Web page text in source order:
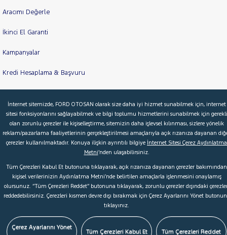
Aracımı Değerle
İkinci El Garanti
Kampanyalar
Kredi Hesaplama & Başvuru
© 2026 Ford Türkiye Ford Kurumsal Hakkımızda
Şartlar & Kişisel Verilerin Korunması S.S.S. Faydalı Bağlantılar
Çerez Tercihleri
İnternet sitemizde, FORD OTOSAN olarak size daha iyi hizmet sunabilmek için, internet
sitesi fonksiyonlarını sağlayabilmek ve bilgi toplumu hizmetlerini sunabilmek için gerekli
olan zorunlu çerezler ile kişiselleştirme, sitemizin daha işlevsel kılınması, sizlere yönelik
reklam/pazarlama faaliyetlerinin gerçekleştirilmesi amaçlarıyla açık rızanıza dayanan
çerezler kullanılmaktadır. Konuya ilişkin ayrıntılı bilgiye İnternet Sitesi Çerez Aydınlatma
Metni’nden ulaşabilirsiniz.
Tüm Çerezleri Kabul Et butonuna tıklayarak, açık rızanıza dayanan çerezler bakımından
kişisel verilerinizin Aydınlatma Metni’nde belirtilen amaçlarla işlenmesini onaylamış
olursunuz. “Tüm Çerezleri Reddet” butonuna tıklayarak, zorunlu çerezler dışındaki
reddedebilirsiniz. Çerezleri kısmen devre dışı bırakmak için Çerez Ayarlarını Yönet
tıklayınız.
Çerez Ayarlarını Yönet
Tüm Çerezleri Kabul Et Tüm Çerezleri Reddet